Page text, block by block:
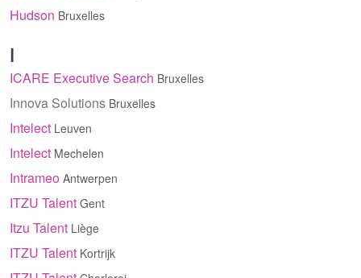
Hudson Bruxelles
I
ICARE Executive Search Bruxelles
Innova Solutions Bruxelles
Intelect Leuven
Intelect Mechelen
Intrameo Antwerpen
ITZU Talent Gent
Itzu Talent Liège
ITZU Talent Kortrijk